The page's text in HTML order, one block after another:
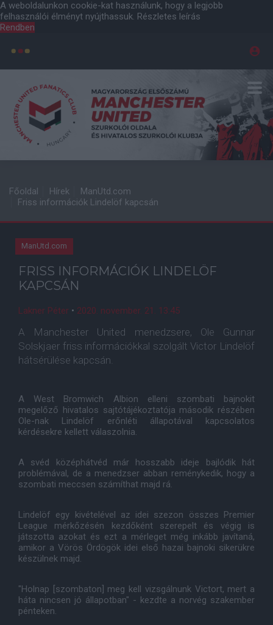
A weboldalunkon cookie-kat használunk, hogy a legjobb
felhasználói élményt nyújthassuk. Részletes leírás
Rendben
Főoldal Hírek
ManUtd.com
Friss információk Lindelöf kapcsán
ManUtd.com
FRISS INFORMÁCIÓK LINDELÖF
KAPCSÁN
Lakner Péter • 2020. november. 21. 13:45
A Manchester United menedzsere, Ole Gunnar
Solskjaer friss információkkal szolgált Victor Lindelöf
hátsérülése kapcsán.
A West Bromwich Albion elleni szombati bajnokit
megelőző hivatalos sajtótájékoztatója második részében
Ole-nak Lindelöf erőnléti állapotával kapcsolatos
kérdésekre kellett válaszolnia.
A svéd középhátvéd már hosszabb ideje bajlódik hát
problémával, de a menedzser abban reménykedik, hogy a
szombati meccsen számíthat majd rá.
Lindelöf egy kivételével az idei szezon összes Premier
League mérkőzésén kezdőként szerepelt és végig is
játszotta azokat és ezt a mérleget még inkább javítaná,
amikor a Vörös Ördögök idei első hazai bajnoki sikerükre
készülnek majd.
"Holnap [szombaton] meg kell vizsgálnunk Victort, mert a
háta nincsen jó állapotban" - kezdte a norvég szakember
pénteken.